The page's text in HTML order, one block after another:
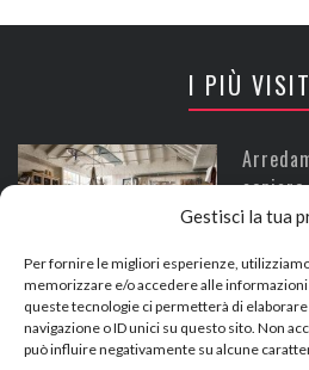
Gestisci la tua
Per fornire le migliori esperienze,
memorizzare e/o accedere alle
queste tecnologie ci permetterà di
navigazione o ID unici su questo sito. Non
può influire negativamente su alcune
I PIÙ
copiare
Ott
Tavola
si